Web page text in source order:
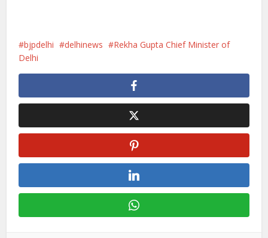
bjpdelhi delhinews
Rekha Gupta Chief Minister of
Delhi